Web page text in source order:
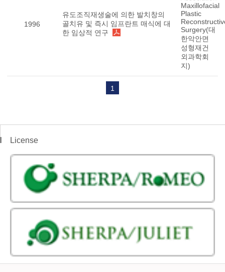
1996
유도조직재생술에 의한 발치창의
골치유 및 즉시 임프란트 매식에 대
한 임상적 연구
Maxillofacial
Plastic
Surgery(대
한악안면
성형재건
외과학회
지)
1
License